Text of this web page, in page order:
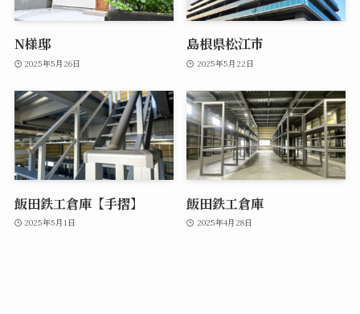
N様邸
2025年5月26日
島根県松江市
2025年5月22日
飯田鉄工倉庫【手摺】
2025年5月1日
飯田鉄工倉庫
2025年4月28日